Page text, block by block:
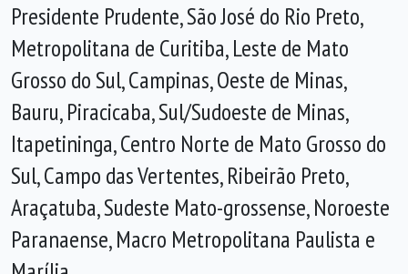
Presidente Prudente, São José do Rio Preto,
Metropolitana de Curitiba, Leste de Mato
Grosso do Sul, Campinas, Oeste de Minas,
Bauru, Piracicaba, Sul/Sudoeste de Minas,
Itapetininga, Centro Norte de Mato Grosso do
Sul, Campo das Vertentes, Ribeirão Preto,
Araçatuba, Sudeste Mato-grossense, Noroeste
Paranaense, Macro Metropolitana Paulista e